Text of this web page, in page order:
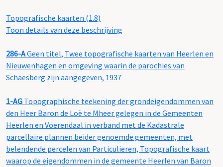
Topografische kaarten (1.8)
Toon details van deze beschrijving
286-AGeen titel, Twee topografische kaarten van Heerlen en
Nieuwenhagen en omgeving waarin de parochies van
Schaesberg zijn aangegeven, 1937
1-AG Topographische teekening der grondeigendommen van
den Heer Baron de Loë te Mheer gelegen in de Gemeenten
Heerlen en Voerendaal in verband met de Kadastrale
parcellaire plannen beider genoemde gemeenten, met
belendende percelen van Particulieren, Topografische kaart
waarop de eigendommen in de gemeente Heerlen van Baron